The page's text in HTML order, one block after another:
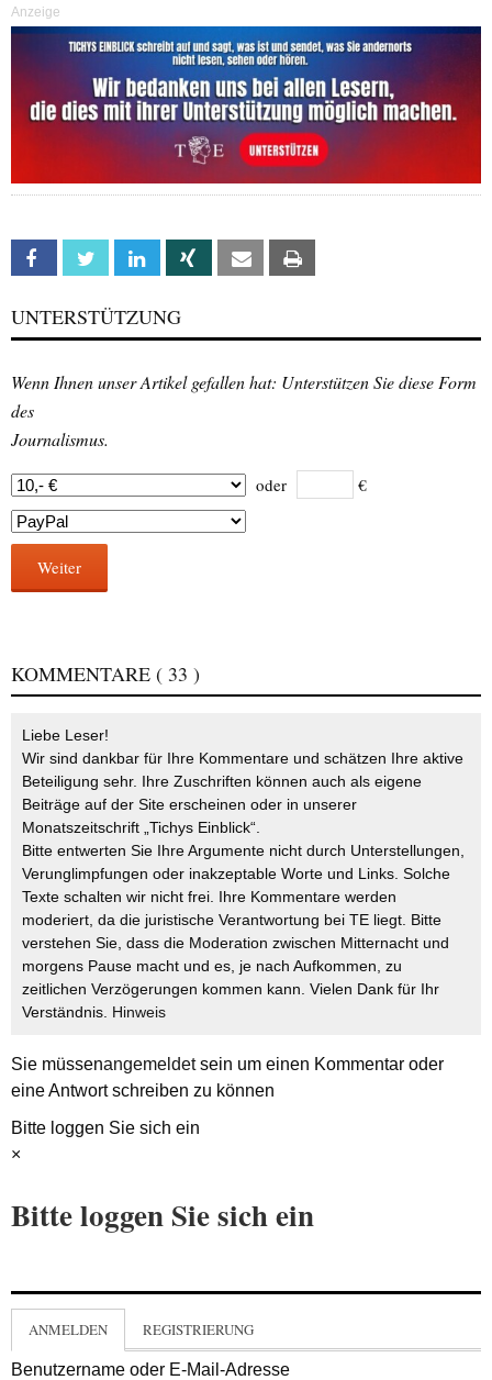
Anzeige
Facebook Twitter Linkedin Xing Email
UNTERSTÜTZUNG
Wenn Ihnen unser Artikel gefallen hat: Unterstützen Sie diese Form
des
Journalismus.
oder €
Weiter
KOMMENTARE ( 33 )
Liebe Leser!
Wir sind dankbar für Ihre Kommentare und schätzen Ihre aktive
Beteiligung sehr. Ihre Zuschriften können auch als eigene
Beiträge auf der Site erscheinen oder in unserer
Monatszeitschrift „Tichys Einblick“.
Bitte entwerten Sie Ihre Argumente nicht durch Unterstellungen,
Verunglimpfungen oder inakzeptable Worte und Links. Solche
Texte schalten wir nicht frei. Ihre Kommentare werden
moderiert, da die juristische Verantwortung bei TE liegt. Bitte
verstehen Sie, dass die Moderation zwischen Mitternacht und
morgens Pause macht und es, je nach Aufkommen, zu
zeitlichen Verzögerungen kommen kann. Vielen Dank für Ihr
Verständnis. Hinweis
Sie müssenangemeldetsein um einen Kommentar oder
eine Antwort schreiben zu können
Bitte loggen Sie sich ein
×
Bitte loggen Sie sich ein
ANMELDEN REGISTRIERUNG
Benutzername oder E-Mail-Adresse